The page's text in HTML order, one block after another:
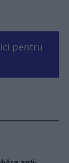
pentru